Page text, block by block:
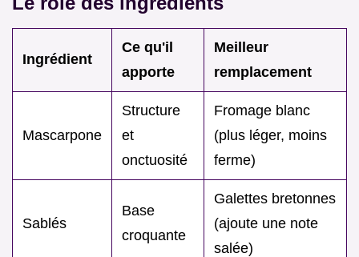
Ingrédient
Ce qu'il
apporte
Meilleur
remplacement
Mascarpone
Structure
et
onctuosité
Fromage blanc
(plus léger, moins
ferme)
Sablés
Base
croquante
Galettes bretonnes
(ajoute une note
salée)